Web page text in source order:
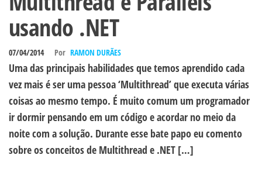
usando .NET
07/04/2014 Por RAMON DURÃES
Uma das principais habilidades que temos aprendido cada
vez mais é ser uma pessoa ‘Multithread’ que executa várias
coisas ao mesmo tempo. É muito comum um programador
ir dormir pensando em um código e acordar no meio da
noite com a solução. Durante esse bate papo eu comento
sobre os conceitos de Multithread e .NET […]